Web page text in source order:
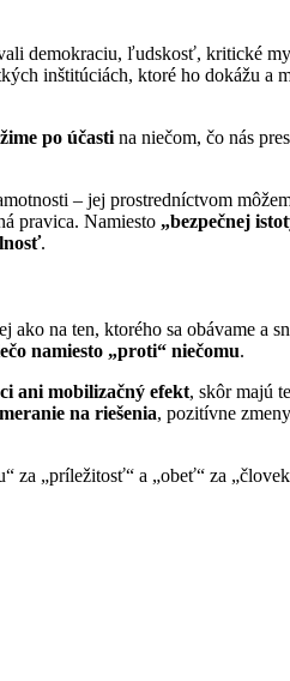
demokraciu, ľudskosť, kritické
inštitúciách, ktoré ho dokážu a
po účasti na niečom, čo nás
– jej prostredníctvom
pravica. Namiesto „bezpečnej
.
ako na ten, ktorého sa obávame a
namiesto „proti“ niečomu.
ani mobilizačný efekt, skôr majú
na riešenia, pozitívne
za „príležitosť“ a „obeť“ za